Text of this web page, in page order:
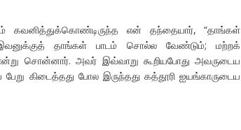
கவனித்துக்கொண்டிருந்த என் தந்தையார், “தாங்கள்
இவனுக்குத் தாங்கள் பாடம் சொல்ல வேண்டும்; மற்றக்
சொன்னார். அவர் இவ்வாறு கூறியபோது அவருடைய
பேறு கிடைத்தது போல இருந்தது கத்தூரி ஐயங்காருடைய